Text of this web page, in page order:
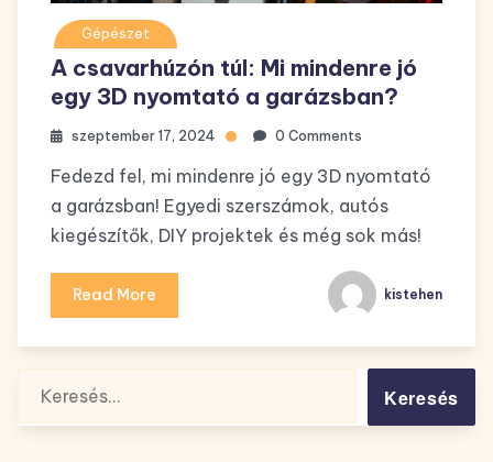
Gépészet
A csavarhúzón túl: Mi mindenre jó
egy 3D nyomtató a garázsban?
szeptember 17, 2024 0 Comments
Fedezd fel, mi mindenre jó egy 3D nyomtató
a garázsban! Egyedi szerszámok, autós
kiegészítők, DIY projektek és még sok más!
Read More kistehen